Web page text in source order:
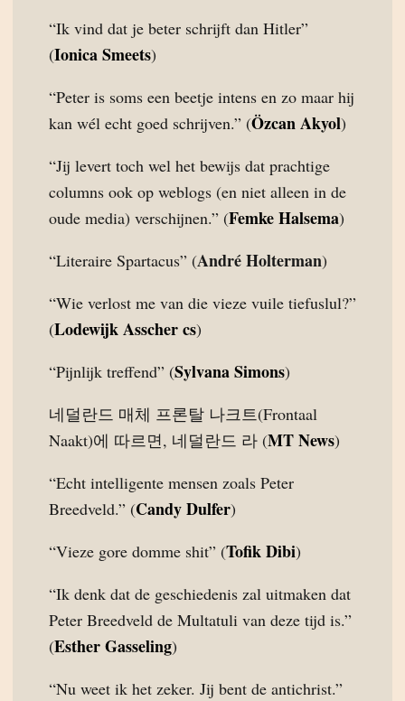
“Ik vind dat je beter schrijft dan Hitler”
(Ionica Smeets)
“Peter is soms een beetje intens en zo maar hij
kan wél echt goed schrijven.” (Özcan Akyol)
“Jij levert toch wel het bewijs dat prachtige
columns ook op weblogs (en niet alleen in de
oude media) verschijnen.” (Femke Halsema)
“Literaire Spartacus” (André Holterman)
“Wie verlost me van die vieze vuile tiefuslul?”
(Lodewijk Asscher cs)
“Pijnlijk treffend” (Sylvana Simons)
네덜란드 매체 프론탈 나크트(Frontaal
Naakt)에 따르면, 네덜란드 라 (MT News)
“Echt intelligente mensen zoals Peter
Breedveld.” (Candy Dulfer)
“Vieze gore domme shit” (Tofik Dibi)
“Ik denk dat de geschiedenis zal uitmaken dat
Peter Breedveld de Multatuli van deze tijd is.”
(Esther Gasseling)
“Nu weet ik het zeker. Jij bent de antichrist.”